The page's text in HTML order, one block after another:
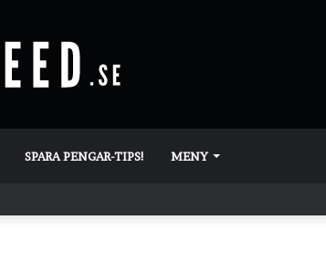
SPARA PENGAR-TIPS! MENY